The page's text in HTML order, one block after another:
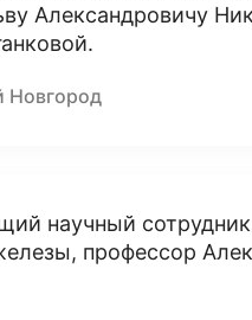
Александровичу
научный
профессор